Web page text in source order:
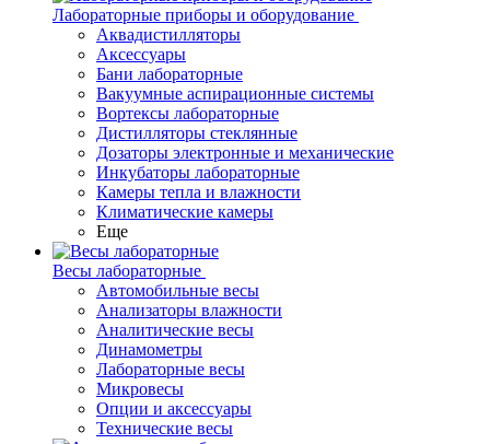
Лабораторные приборы и оборудование
Аквадистилляторы
Аксессуары
Бани лабораторные
Вакуумные аспирационные системы
Вортексы лабораторные
Дистилляторы стеклянные
Дозаторы электронные и механические
Инкубаторы лабораторные
Камеры тепла и влажности
Климатические камеры
Еще
Весы лабораторные
Автомобильные весы
Анализаторы влажности
Аналитические весы
Динамометры
Лабораторные весы
Микровесы
Опции и аксессуары
Технические весы